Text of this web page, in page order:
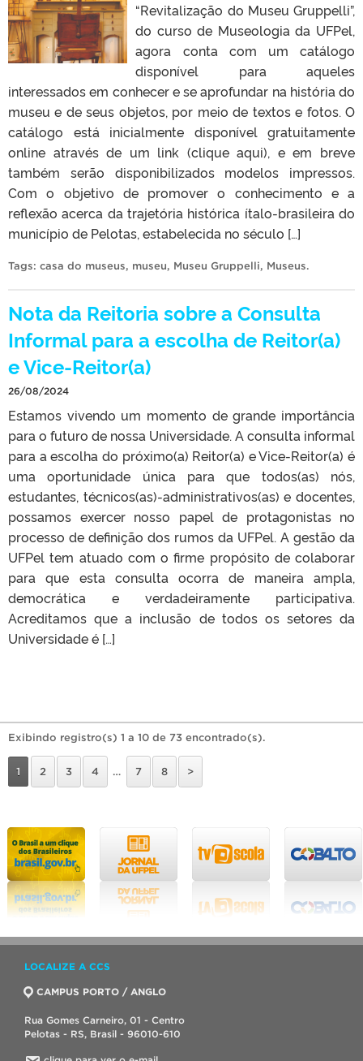
“Revitalização do Museu Gruppelli”,
do curso de Museologia da UFPel,
agora conta com um catálogo
disponível para aqueles
interessados em conhecer e se aprofundar na história do
museu e de seus objetos, por meio de textos e fotos. O
catálogo está inicialmente disponível gratuitamente
online através de um link (clique aqui), e em breve
também serão disponibilizados modelos impressos.
Com o objetivo de promover o conhecimento e a
reflexão acerca da trajetória histórica ítalo-brasileira do
município de Pelotas, estabelecida no século […]
Tags: casa do museus, museu, Museu Gruppelli, Museus.
Nota da Reitoria sobre a Consulta
Informal para a escolha de Reitor(a)
e Vice-Reitor(a)
26/08/2024
Estamos vivendo um momento de grande importância
para o futuro de nossa Universidade. A consulta informal
para a escolha do próximo(a) Reitor(a) e Vice-Reitor(a) é
uma oportunidade única para que todos(as) nós,
estudantes, técnicos(as)-administrativos(as) e docentes,
possamos exercer nosso papel de protagonistas no
processo de definição dos rumos da UFPel. A gestão da
UFPel tem atuado com o firme propósito de colaborar
para que esta consulta ocorra de maneira ampla,
democrática e verdadeiramente participativa.
Acreditamos que a inclusão de todos os setores da
Universidade é […]
Exibindo registro(s) 1 a 10 de 73 encontrado(s).
1 2 3 4 … 7 8 >
LOCALIZE A CCS
CAMPUS PORTO / ANGLO
Rua Gomes Carneiro, 01 - Centro
Pelotas - RS, Brasil - 96010-610